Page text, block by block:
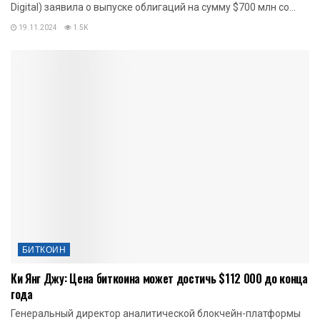
Digital) заявила о выпуске облигаций на сумму $700 млн со...
19.11.2024 1.5K
БИТКОИН
Ки Янг Джу: Цена биткоина может достичь $112 000 до конца
года
Генеральный директор аналитической блокчейн-платформы